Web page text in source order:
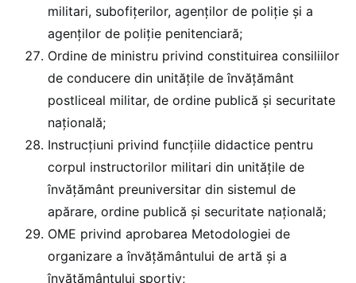
militari, subofiţerilor, agenţilor de poliţie şi a
agenţilor de poliţie penitenciară;
Ordine de ministru privind constituirea consiliilor
de conducere din unităţile de învăţământ
postliceal militar, de ordine publică şi securitate
naţională;
Instrucțiuni privind funcţiile didactice pentru
corpul instructorilor militari din unităţile de
învăţământ preuniversitar din sistemul de
apărare, ordine publică şi securitate naţională;
OME privind aprobarea Metodologiei de
organizare a învăţământului de artă şi a
învăţământului sportiv;